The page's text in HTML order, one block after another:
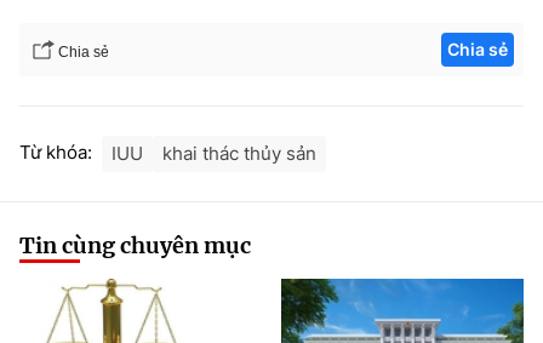
Chia sẻ Chia sẻ
Từ khóa: IUU khai thác thủy sản
Tin cùng chuyên mục